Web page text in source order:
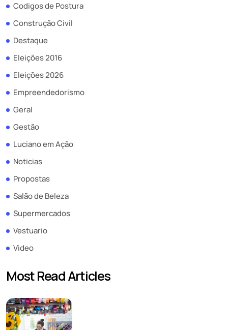
Codigos de Postura
Construção Civil
Destaque
Eleições 2016
Eleições 2026
Empreendedorismo
Geral
Gestão
Luciano em Ação
Noticias
Propostas
Salão de Beleza
Supermercados
Vestuario
Video
Most Read Articles